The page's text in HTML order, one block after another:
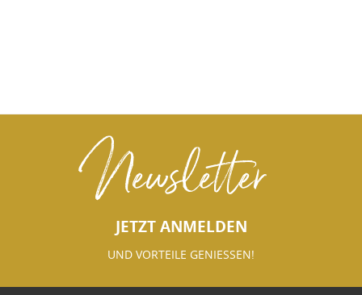
Newsletter
JETZT ANMELDEN
UND VORTEILE GENIESSEN!